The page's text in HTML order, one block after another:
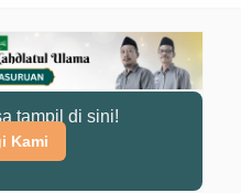
tampil di sini!
Kami